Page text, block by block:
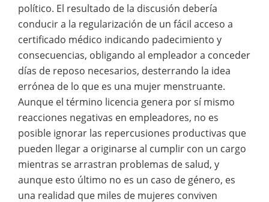
político. El resultado de la discusión debería
conducir a la regularización de un fácil acceso a
certificado médico indicando padecimiento y
consecuencias, obligando al empleador a conceder
días de reposo necesarios, desterrando la idea
errónea de lo que es una mujer menstruante.
Aunque el término licencia genera por sí mismo
reacciones negativas en empleadores, no es
posible ignorar las repercusiones productivas que
pueden llegar a originarse al cumplir con un cargo
mientras se arrastran problemas de salud, y
aunque esto último no es un caso de género, es
una realidad que miles de mujeres conviven